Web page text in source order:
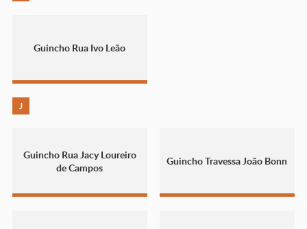
Guincho Rua Ivo Leão
J
Guincho Rua Jacy Loureiro
de Campos
Guincho Travessa João Bonn